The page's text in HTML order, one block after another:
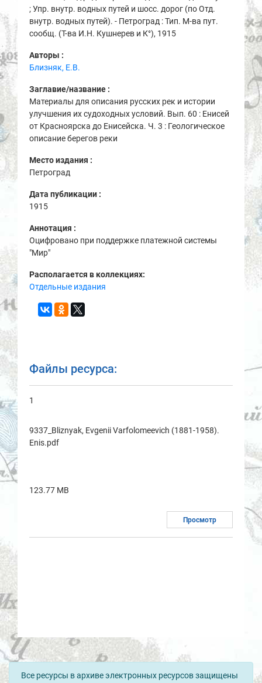
; Упр. внутр. водных путей и шосс. дорог (по Отд.
внутр. водных путей). - Петроград : Тип. М-ва пут.
сообщ. (Т-ва И.Н. Кушнерев и К°), 1915
Авторы :
Близняк, Е.В.
Заглавие/название :
Материалы для описания русских рек и истории
улучшения их судоходных условий. Вып. 60 : Енисей
от Красноярска до Енисейска. Ч. 3 : Геологическое
описание берегов реки
Место издания :
Петроград
Дата публикации :
1915
Аннотация :
Оцифровано при поддержке платежной системы
"Мир"
Располагается в коллекциях:
Отдельные издания
Файлы ресурса:
1
9337_Bliznyak, Evgenii Varfolomeevich (1881-1958).
Enis.pdf
123.77 MB
Просмотр
Все ресурсы в архиве электронных ресурсов защищены